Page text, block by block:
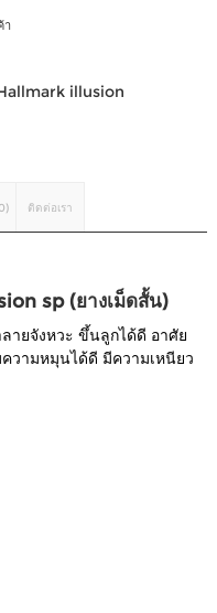
า
illusion
ติดต่อเรา
sp (ยางเม็ดสั้น)
ายจังหวะ ขึ้นลูกได้ดี อาศัย
วามหมุนได้ดี มีความเหนียว